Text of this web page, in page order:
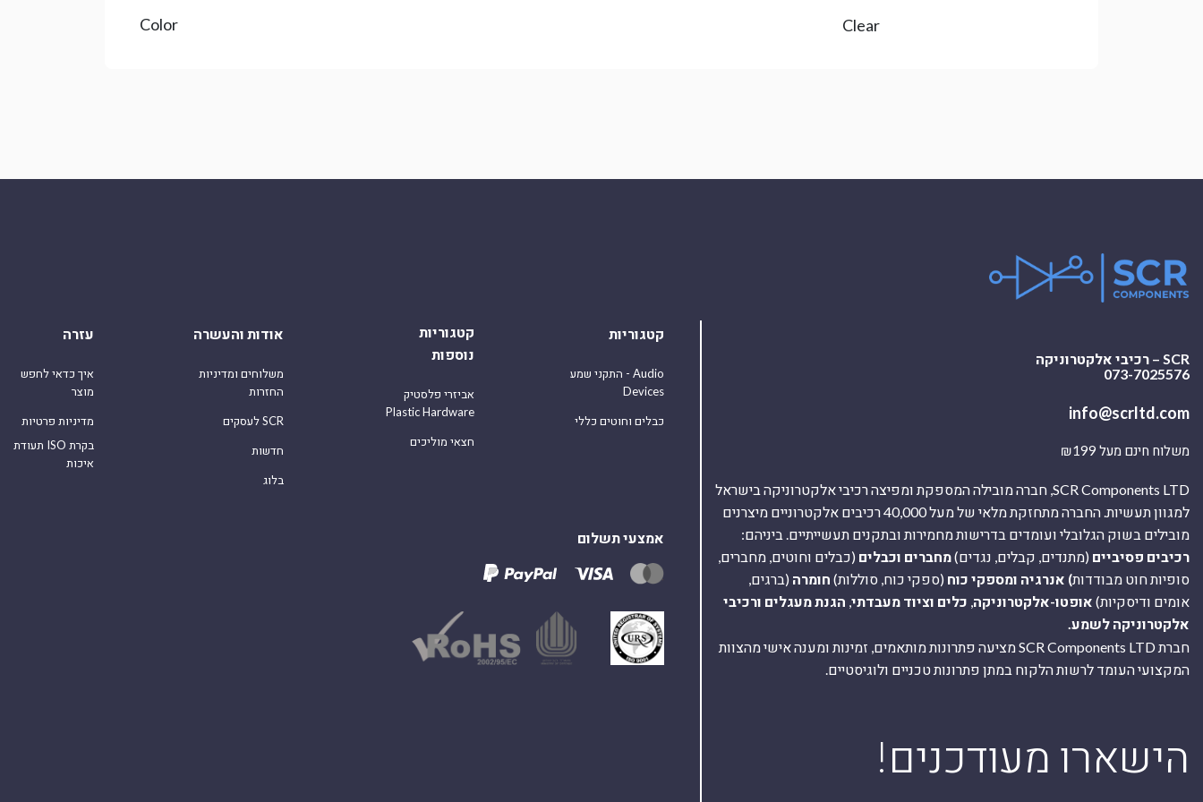
Color Clear
SCR – רכיבי אלקטרוניקה
073-7025576
info@scrltd.com
משלוח חינם מעל ₪199
SCR Components LTD, חברה מובילה המספקת ומפיצה רכיבי אלקטרוניקה בישראל
למגוון תעשיות. החברה מתחזקת מלאי של מעל 40,000 רכיבים אלקטרוניים מיצרנים
מובילים בשוק הגלובלי ועומדים בדרישות מחמירות ובתקנים תעשייתיים. ביניהם:
רכיבים פסיביים (מתנדים, קבלים, נגדים)מחברים וכבלים (כבלים וחוטים, מחברים,
סופיות חוט מבודדות) אנרגיה ומספקי כוח (ספקי כוח, סוללות) חומרה (ברגים,
אומים ודיסקיות) אופטו-אלקטרוניקה כלים וציוד מעבדתי הגנת מעגלים ורכיבי
אלקטרוניקה לשמע.
חברת SCR Components LTD מציעה פתרונות מותאמים, זמינות ומענה אישי מהצוות
המקצועי העומד לרשות הלקוח במתן פתרונות טכניים ולוגיסטיים.
!הישארו מעודכנים
קטגוריות
התקני שמע - Audio
Devices
כבלים וחוטים כללי
קטגוריות
נוספות
אביזרי פלסטיק
Plastic Hardware
חצאי מוליכים
אודות והעשרה
משלוחים ומדיניות
החזרות
לעסקים SCR
חדשות
בלוג
עזרה
איך כדאי לחפש
מוצר
מדיניות פרטיות
תעודת ISO בקרת
איכות
אמצעי תשלום